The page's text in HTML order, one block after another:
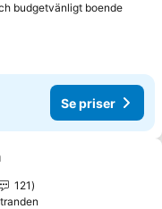
budgetvänligt boendeSe
Se priser
i Mina Favoriter
121